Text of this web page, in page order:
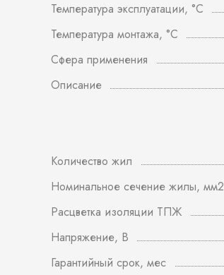
Температура эксплуатации, °С
Температура монтажа, °С
Сфера применения
Описание
Количество жил
Номинальное сечение жилы, мм2
Расцветка изоляции ТПЖ
Напряжение, В
Гарантийный срок, мес